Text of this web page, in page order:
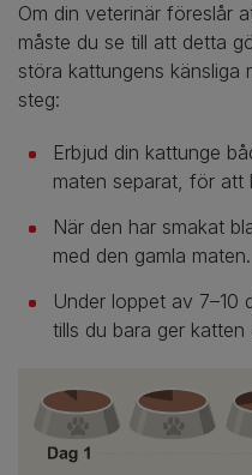
Om din veterinär föreslår
måste du se till att detta
störa kattungens känsliga
steg:
Erbjud din kattunge
maten separat, för att
När den har smakat
med den gamla maten.
Under loppet av 7–10
tills du bara ger